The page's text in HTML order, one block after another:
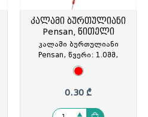
კალამი ბურთულიანი
Pensan, წითელი
კალამი ბურთულიანი
Pensan, წვერი: 1.0მმ,
წითელი, თავსახურით, PS-
2021/S50, PS-202221
0.30 ₾